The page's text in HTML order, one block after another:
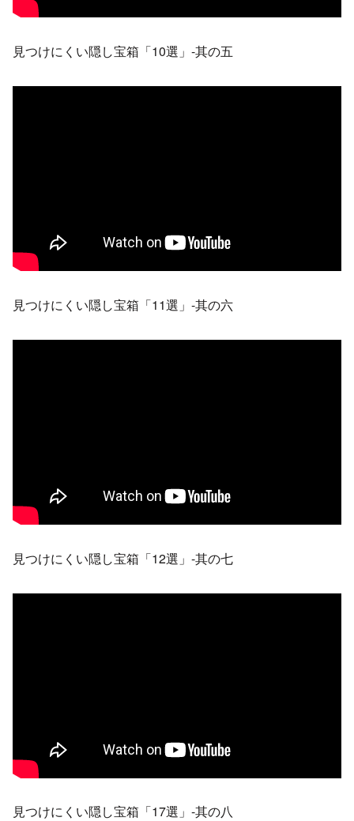
見つけにくい隠し宝箱「10選」-其の五
見つけにくい隠し宝箱「11選」-其の六
見つけにくい隠し宝箱「12選」-其の七
見つけにくい隠し宝箱「17選」-其の八